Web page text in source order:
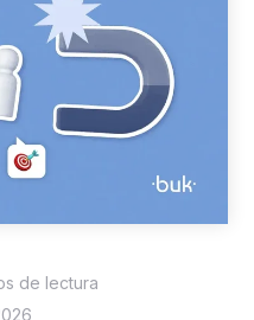
de lectura